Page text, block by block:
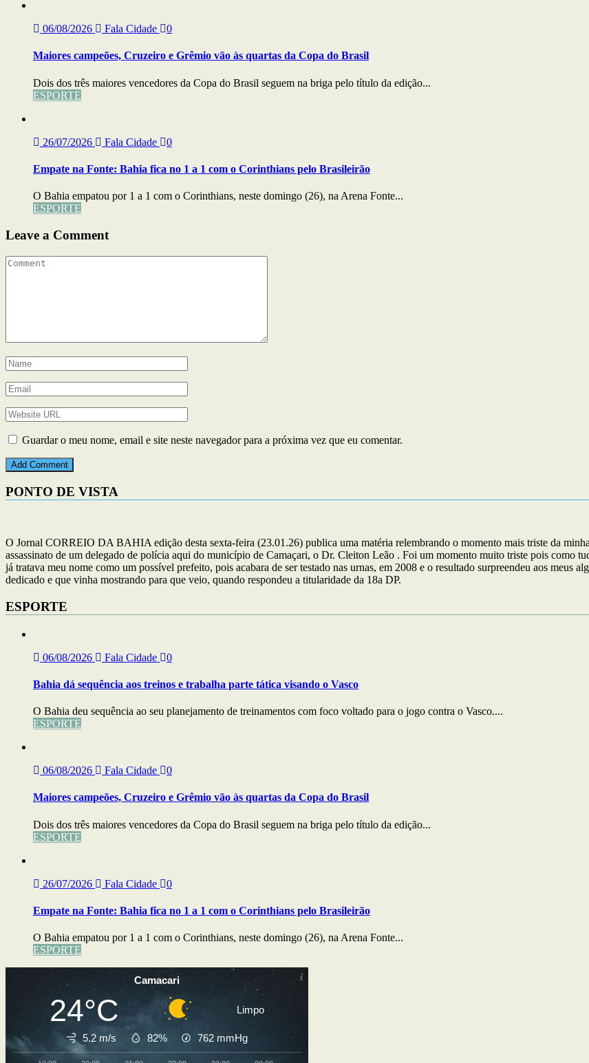
06/08/2026 Fala Cidade 0
Maiores campeões, Cruzeiro e Grêmio vão às quartas da Copa do Brasil
Dois dos três maiores vencedores da Copa do Brasil seguem na briga pelo título da edição...
ESPORTE
26/07/2026 Fala Cidade 0
Empate na Fonte: Bahia fica no 1 a 1 com o Corinthians pelo Brasileirão
O Bahia empatou por 1 a 1 com o Corinthians, neste domingo (26), na Arena Fonte...
ESPORTE
Leave a Comment
Guardar o meu nome, email e site neste navegador para a próxima vez que eu comentar.
PONTO DE VISTA
O Jornal CORREIO DA BAHIA edição desta sexta-feira (23.01.26) publica uma matéria relembrando o momento mais triste da
assassinato de um delegado de polícia aqui do município de Camaçari, o Dr. Cleiton Leão . Foi um momento muito triste pois como
já tratava meu nome como um possível prefeito, pois acabara de ser testado nas urnas, em 2008 e o resultado surpreendeu aos meus
dedicado e que vinha mostrando para que veio, quando respondeu a titularidade da 18a DP.
ESPORTE
06/08/2026 Fala Cidade 0
Bahia dá sequência aos treinos e trabalha parte tática visando o Vasco
O Bahia deu sequência ao seu planejamento de treinamentos com foco voltado para o jogo contra o Vasco....
ESPORTE
06/08/2026 Fala Cidade 0
Maiores campeões, Cruzeiro e Grêmio vão às quartas da Copa do Brasil
Dois dos três maiores vencedores da Copa do Brasil seguem na briga pelo título da edição...
ESPORTE
26/07/2026 Fala Cidade 0
Empate na Fonte: Bahia fica no 1 a 1 com o Corinthians pelo Brasileirão
O Bahia empatou por 1 a 1 com o Corinthians, neste domingo (26), na Arena Fonte...
ESPORTE
Camacari
24°C Limpo
5.2 m/s 82% 762 mmHg